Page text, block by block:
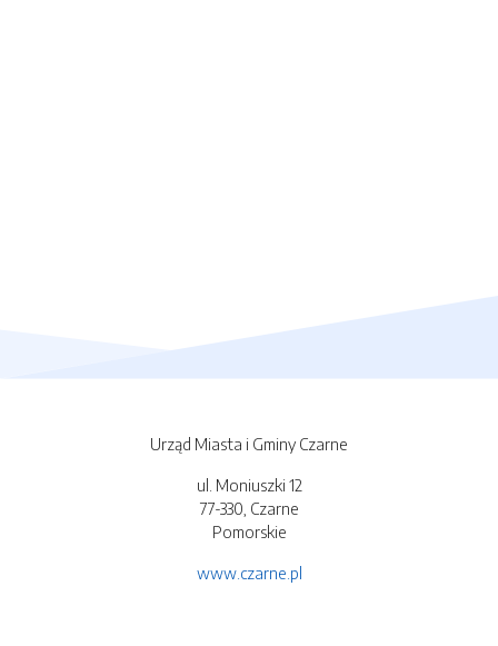
Urząd Miasta i Gminy Czarne
ul. Moniuszki 12
77-330, Czarne
Pomorskie
www.czarne.pl